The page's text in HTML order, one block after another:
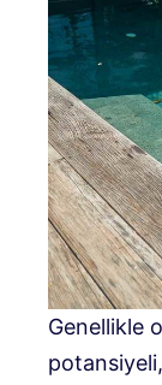
Genellikle